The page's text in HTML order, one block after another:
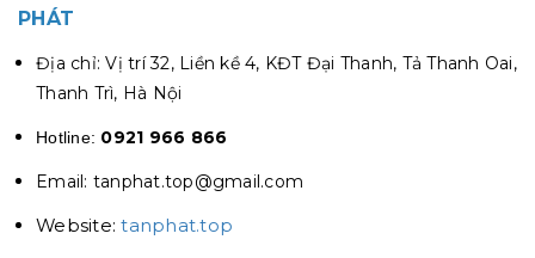
PHÁT
Địa chỉ: Vị trí 32, Liền kề 4, KĐT Đại Thanh, Tả Thanh Oai,
Thanh Trì, Hà Nội
Hotline: 0921 966 866
Email: tanphat.top@gmail.com
Website:tanphat.top